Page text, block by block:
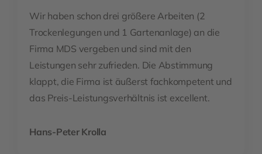
Wir haben schon drei größere Arbeiten (2
Trockenlegungen und 1 Gartenanlage) an die
Firma MDS vergeben und sind mit den
Leistungen sehr zufrieden. Die Abstimmung
klappt, die Firma ist äußerst fachkompetent und
das Preis-Leistungsverhältnis ist excellent.
Hans-Peter Krolla